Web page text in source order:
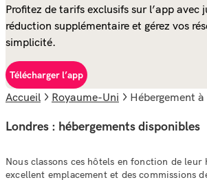
Profitez de tarifs exclusifs sur l’app avec
réduction supplémentaire et gérez vos
simplicité.
Télécharger l’app
Accueil Royaume-Uni hébergement
Londres : hébergements disponibles
Nous classons ces hôtels en fonction de
excellent emplacement et des commissions